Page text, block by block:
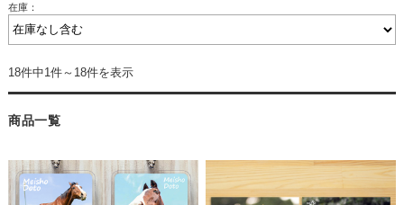
在庫：
18件中1件～18件を表示
商品一覧